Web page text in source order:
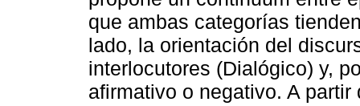
que ambas categorías
lado, la orientación del
interlocutores (Dialógico) y,
afirmativo o negativo. A